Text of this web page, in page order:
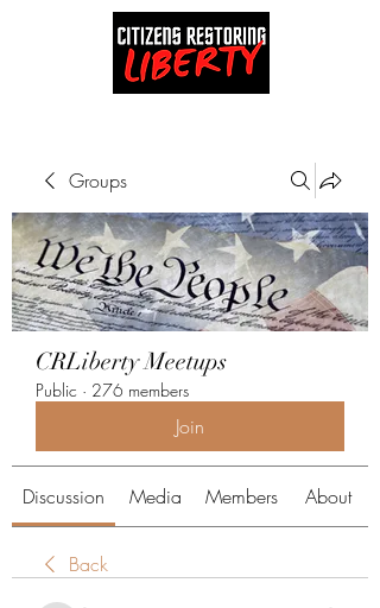
Groups
CRLiberty Meetups
Public · 276 members
Join
Discussion Media Members About
Back